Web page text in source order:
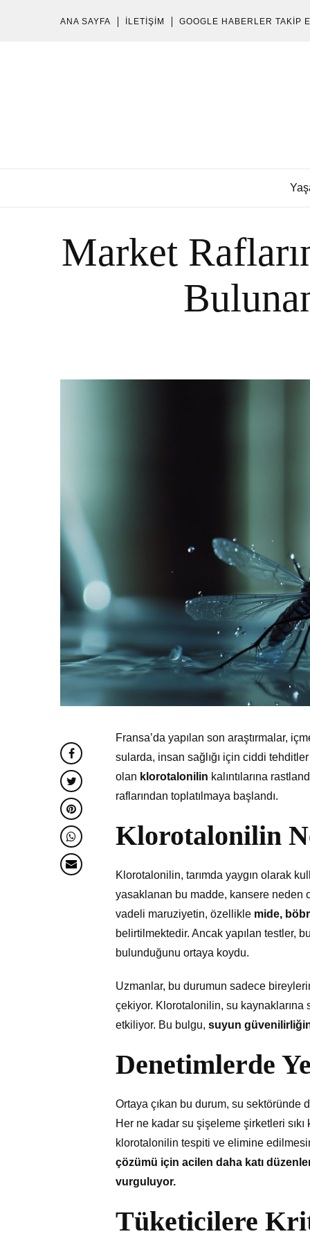
ANA SAYFA İLETIŞIM GOOGLE HABERLER TAKIP
Market
Fransa’da yapılan son araştırmalar,
sularda, insan sağlığı için ciddi
olan klorotalonilin kalıntılarına
raflarından toplatılmaya başlandı.
Klorotalonilin
Klorotalonilin, tarımda yaygın olarak
yasaklanan bu madde, kansere neden
vadeli maruziyetin, özellikle mide,
belirtilmektedir. Ancak yapılan testler,
bulunduğunu ortaya koydu.
Uzmanlar, bu durumun sadece
çekiyor. Klorotalonilin, su kaynaklarına
etkiliyor. Bu bulgu, suyun
Denetimlerde
Ortaya çıkan bu durum, su
Her ne kadar su şişeleme şirketleri
klorotalonilin tespiti ve elimine
çözümü için acilen daha katı
vurguluyor.
Tüketicilere